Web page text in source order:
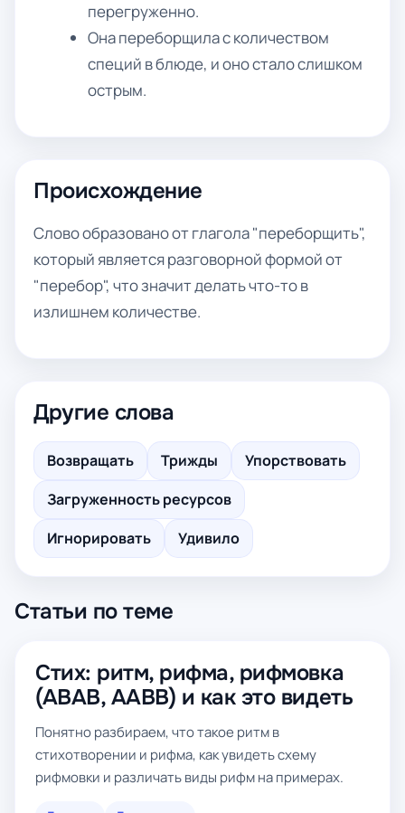
перегруженно.
Она переборщила с количеством
специй в блюде, и оно стало слишком
острым.
Происхождение
Слово образовано от глагола "переборщить",
который является разговорной формой от
"перебор", что значит делать что-то в
излишнем количестве.
Другие слова
Возвращать Трижды
Упорствовать
Загруженность ресурсов
Игнорировать
Удивило
Статьи по теме
Стих: ритм, рифма, рифмовка
(ABAB, AABB) и как это видеть
Понятно разбираем, что такое ритм в
стихотворении и рифма, как увидеть схему
рифмовки и различать виды рифм на примерах.